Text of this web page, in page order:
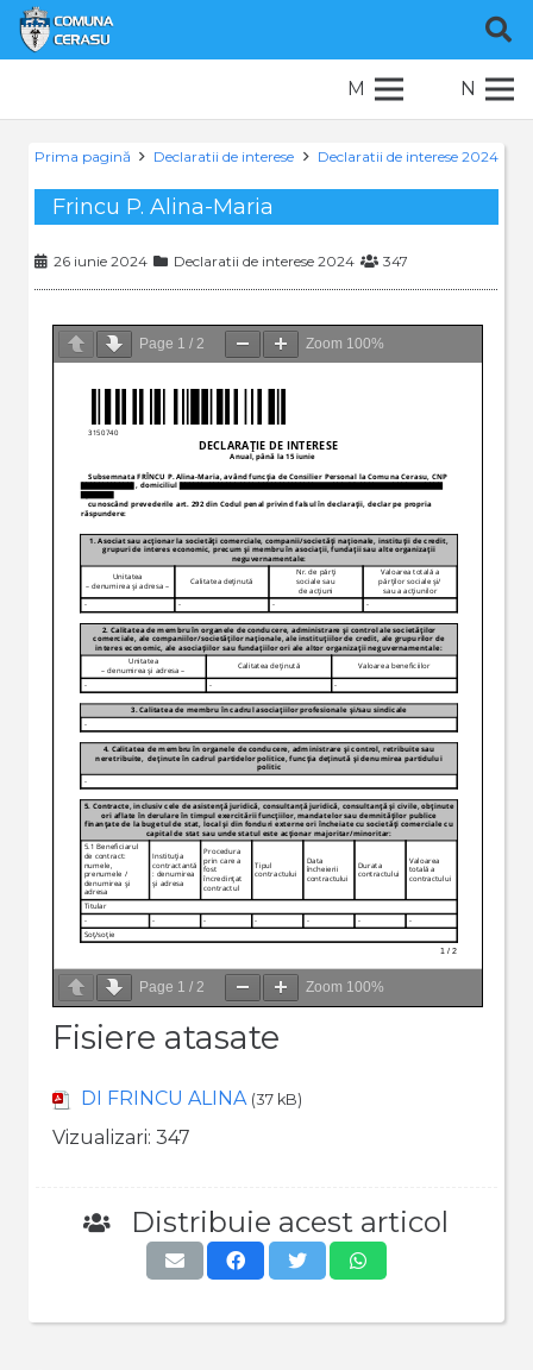
M N
Prima pagină Declaratii de interese Declaratii de interese 2024
Frincu P. Alina-Maria
26 iunie 2024 Declaratii de interese 2024 347
Page 1 / 2 Zoom 100%
Page 1 / 2 Zoom 100%
Fisiere atasate
DI FRINCU ALINA (37 kB)
Vizualizari: 347
Distribuie acest articol